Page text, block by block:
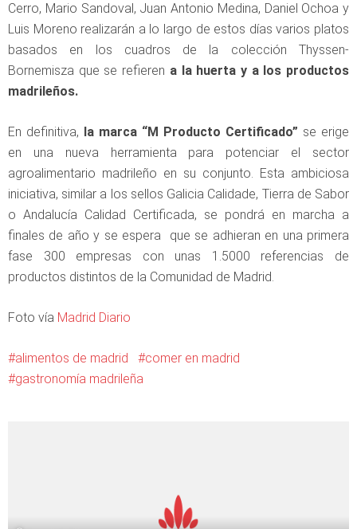
Cerro, Mario Sandoval, Juan Antonio Medina, Daniel Ochoa y
Luis Moreno realizarán a lo largo de estos días varios platos
basados en los cuadros de la colección Thyssen-
Bornemisza que se refieren a la huerta y a los productos
madrileños.
En definitiva, la marca “M Producto Certificado” se erige
en una nueva herramienta para potenciar el sector
agroalimentario madrileño en su conjunto. Esta ambiciosa
iniciativa, similar a los sellos Galicia Calidade, Tierra de Sabor
o Andalucía Calidad Certificada, se pondrá en marcha a
finales de año y se espera que se adhieran en una primera
fase 300 empresas con unas 1.5000 referencias de
productos distintos de la Comunidad de Madrid.
Foto vía Madrid Diario
alimentos de madrid
comer en madrid
gastronomía madrileña